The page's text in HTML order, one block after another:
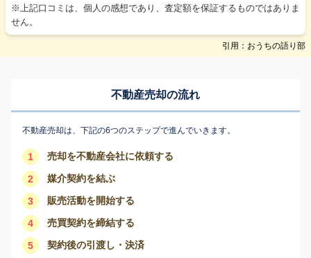
※上記口コミは、個人の感想であり、査定額を保証するものではありま
せん。
引用：おうちの語り部
不動産売却の流れ
不動産売却は、下記の6つのステップで進んでいきます。
1 売却を不動産会社に依頼する
2 媒介契約を結ぶ
3 販売活動を開始する
4 売買契約を締結する
5 契約後の引渡し・決済